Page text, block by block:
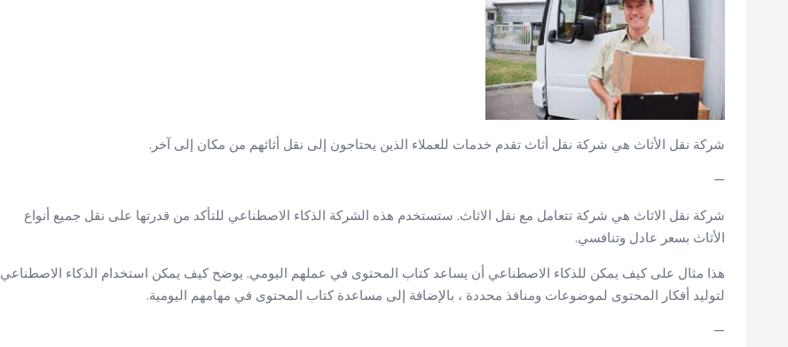
شركة نقل الأثاث هي شركة نقل أثاث تقدم خدمات للعملاء الذين يحتاجون إلى نقل أثاثهم من مكان إلى آخر.
—
شركة نقل الاثاث هي شركة تتعامل مع نقل الاثاث. ستستخدم هذه الشركة الذكاء الاصطناعي للتأكد من قدرتها على نقل جميع أنواع
الأثاث بسعر عادل وتنافسي.
هذا مثال على كيف يمكن للذكاء الاصطناعي أن يساعد كتاب المحتوى في عملهم اليومي. يوضح كيف يمكن استخدام الذكاء الاصطناعي
لتوليد أفكار المحتوى لموضوعات ومنافذ محددة ، بالإضافة إلى مساعدة كتاب المحتوى في مهامهم اليومية.
—